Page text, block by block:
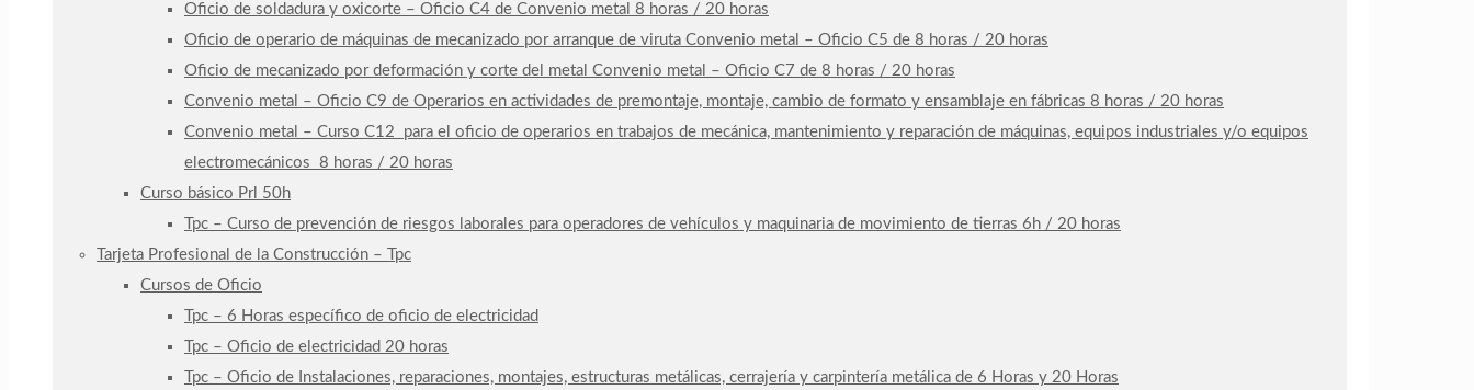
Oficio de soldadura y oxicorte – Oficio C4 de Convenio metal 8 horas / 20 horas
Oficio de operario de máquinas de mecanizado por arranque de viruta Convenio metal – Oficio C5 de 8 horas / 20 horas
Oficio de mecanizado por deformación y corte del metal Convenio metal – Oficio C7 de 8 horas / 20 horas
Convenio metal – Oficio C9 de Operarios en actividades de premontaje, montaje, cambio de formato y ensamblaje en fábricas 8 horas / 20 horas
Convenio metal – Curso C12 para el oficio de operarios en trabajos de mecánica, mantenimiento y reparación de máquinas, equipos industriales y/o equipos
electromecánicos 8 horas / 20 horas
Curso básico Prl 50h
Tpc – Curso de prevención de riesgos laborales para operadores de vehículos y maquinaria de movimiento de tierras 6h / 20 horas
Tarjeta Profesional de la Construcción – Tpc
Cursos de Oficio
Tpc – 6 Horas específico de oficio de electricidad
Tpc – Oficio de electricidad 20 horas
Tpc – Oficio de Instalaciones, reparaciones, montajes, estructuras metálicas, cerrajería y carpintería metálica de 6 Horas y 20 Horas